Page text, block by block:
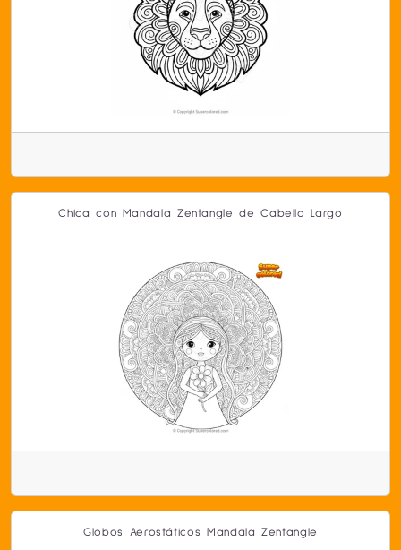
Chica con Mandala Zentangle de Cabello Largo
Globos Aerostáticos Mandala Zentangle